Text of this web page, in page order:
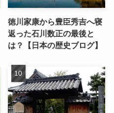
徳川家康から豊臣秀吉へ寝
返った石川数正の最後と
は？【日本の歴史ブログ】